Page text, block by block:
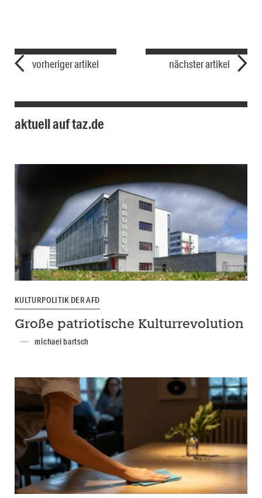
vorheriger artikel nächster artikel
aktuell auf taz.de
KULTURPOLITIK DER AFD
Große patriotische Kulturrevolution
michael bartsch